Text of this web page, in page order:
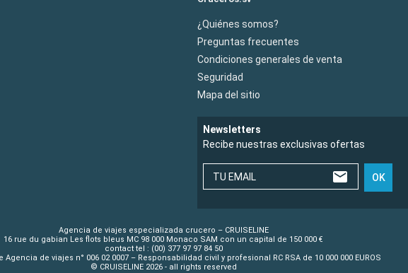
¿Quiénes somos?
Preguntas frecuentes
Condiciones generales de venta
Seguridad
Mapa del sitio
Newsletters
Recibe nuestras exclusivas ofertas
TU EMAIL OK
Agencia de viajes especializada crucero – CRUISELINE
16 rue du gabian Les flots bleus MC 98 000 Monaco SAM con un capital de 150 000 €
contact tel : (00) 377 97 97 84 50
Agencia de viajes n° 006 02 0007 – Responsabilidad civil y profesional RC RSA de 10 000 000 EUROS
© CRUISELINE 2026 - all rights reserved